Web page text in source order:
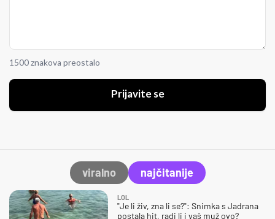
1500 znakova preostalo
Prijavite se
viralno najčitanije
LOL
"Je li živ, zna li se?": Snimka s Jadrana
postala hit, radi li i vaš muž ovo?